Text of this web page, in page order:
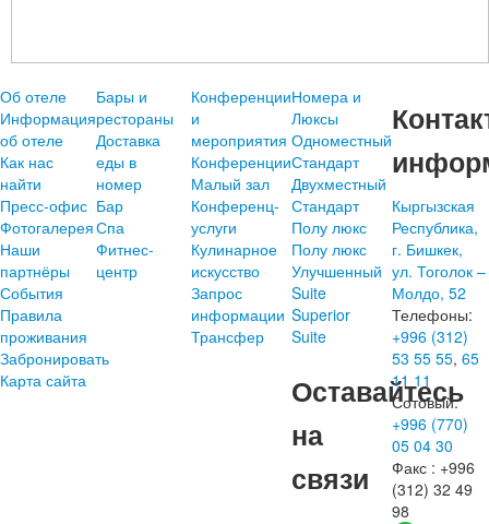
Об отеле
Информация
об отеле
Как нас
найти
Пресс-офис
Фотогалерея
Наши
партнёры
События
Правила
проживания
Забронировать
Карта сайта
Бары и
рестораны
Доставка
еды в
номер
Бар
Спа
Фитнес-
центр
Конференции
и
мероприятия
Конференции
Малый зал
Конференц-
услуги
Кулинарное
искусство
Запрос
информации
Трансфер
Номера и
Люксы
Одноместный
Стандарт
Двухместный
Стандарт
Полу люкс
Полу люкс
Улучшенный
Suite
Superior
Suite
Оставайтесь
на
связи
Кыргызская
Республика,
г. Бишкек,
ул. Тоголок –
Молдо, 52
Телефоны:
+996 (312)
53 55 55,65
11 11
Сотовый:
+996 (770)
05 04 30
Факс : +996
(312) 32 49
98